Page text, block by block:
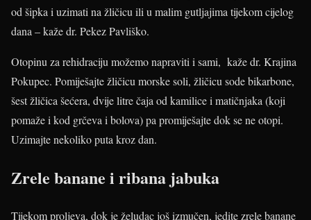
od šipka i uzimati na žličicu ili u malim gutljajima tijekom cijelog
dana – kaže dr. Pekez Pavliško.
Otopinu za rehidraciju možemo napraviti i sami, kaže dr. Krajina
Pokupec. Pomiješajte žličicu morske soli, žličicu sode bikarbone,
šest žličica šećera, dvije litre čaja od kamilice i matičnjaka (koji
pomaže i kod grčeva i bolova) pa promiješajte dok se ne otopi.
Uzimajte nekoliko puta kroz dan.
Zrele banane i ribana jabuka
Tijekom proljeva, dok je želudac još izmučen, jedite zrele banane